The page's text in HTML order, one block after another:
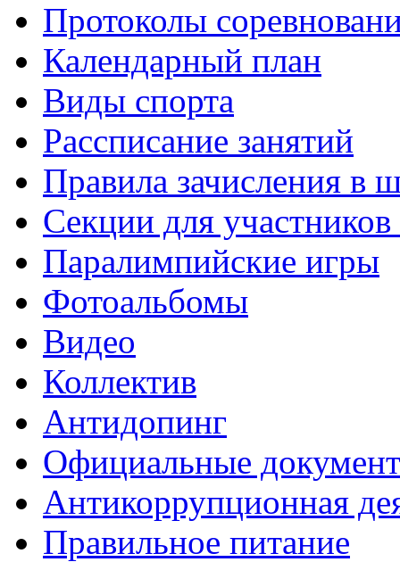
Протоколы
Календарный план
Виды спорта
Рассписание занятий
Правила зачисления в
Секции для
Паралимпийские игры
Фотоальбомы
Видео
Коллектив
Антидопинг
Официальные
Антикоррупционная
Правильное питание